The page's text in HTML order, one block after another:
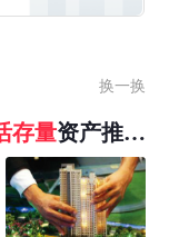
换一换
存量资产推动